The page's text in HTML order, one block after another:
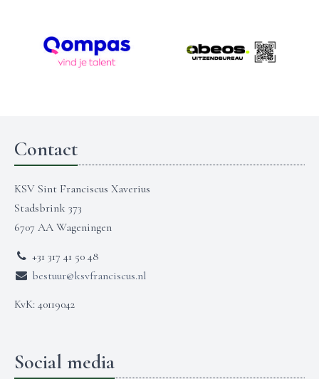
Contact
KSV Sint Franciscus Xaverius
Stadsbrink 373
6707 AA Wageningen
+31 317 41 50 48
bestuur@ksvfranciscus.nl
KvK: 40119042
Social media